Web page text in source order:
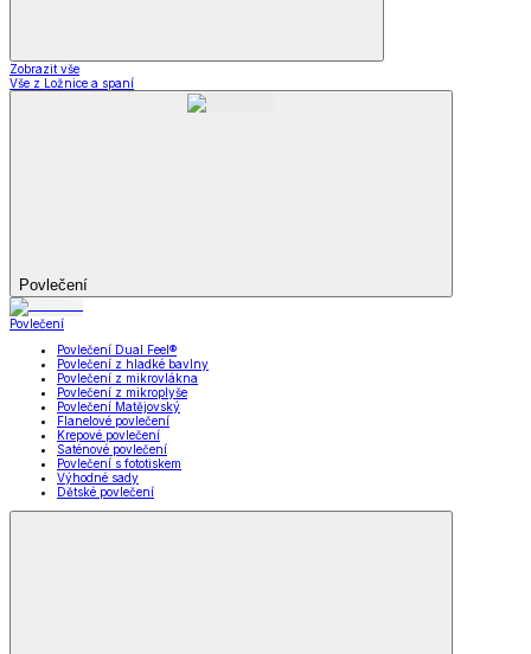
Zobrazit vše
Vše z Ložnice a spaní
Povlečení
Povlečení
Povlečení Dual Feel®
Povlečení z hladké bavlny
Povlečení z mikrovlákna
Povlečení z mikroplyše
Povlečení Matějovský
Flanelové povlečení
Krepové povlečení
Saténové povlečení
Povlečení s fototiskem
Výhodné sady
Dětské povlečení